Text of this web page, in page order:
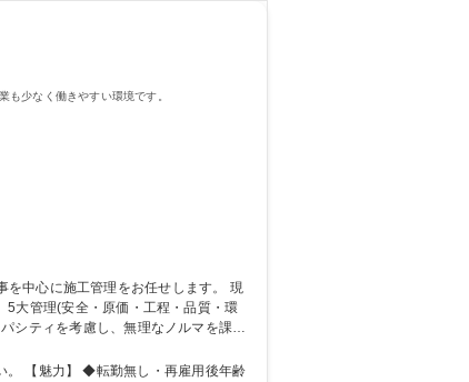
少なく働きやすい環境です。
シティを考慮し、無理なノルマを課す
一級建築士向